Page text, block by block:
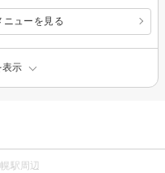
ニューを見る
表示
駅周辺